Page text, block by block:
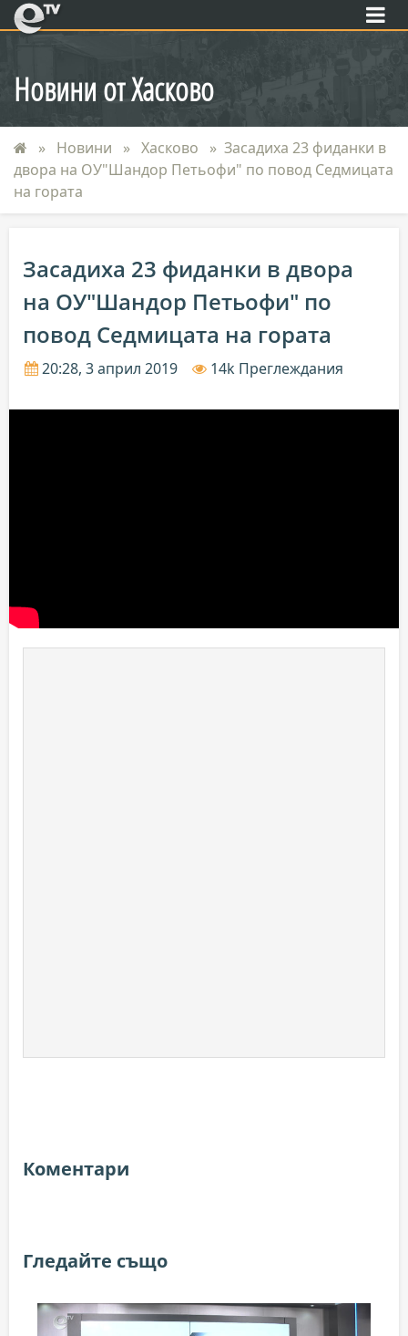
eTV
Новини от Хасково
Новини Хасково
Засадиха 23 фиданки в
двора на ОУ"Шандор Петьофи" по повод Седмицата
на гората
Засадиха 23 фиданки в двора
на ОУ"Шандор Петьофи" по
повод Седмицата на гората
20:28, 3 април 2019 14k Преглеждания
Коментари
Гледайте също